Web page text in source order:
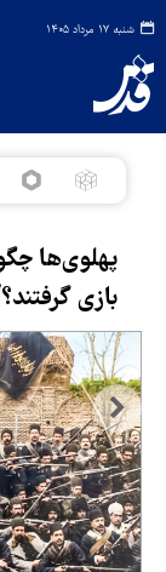
شنبه ۱۷ مرداد ۱۴۰۵
پهلوی‌ها
بازی